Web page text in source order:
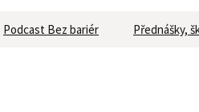
Podcast Bez bariér Přednášky,